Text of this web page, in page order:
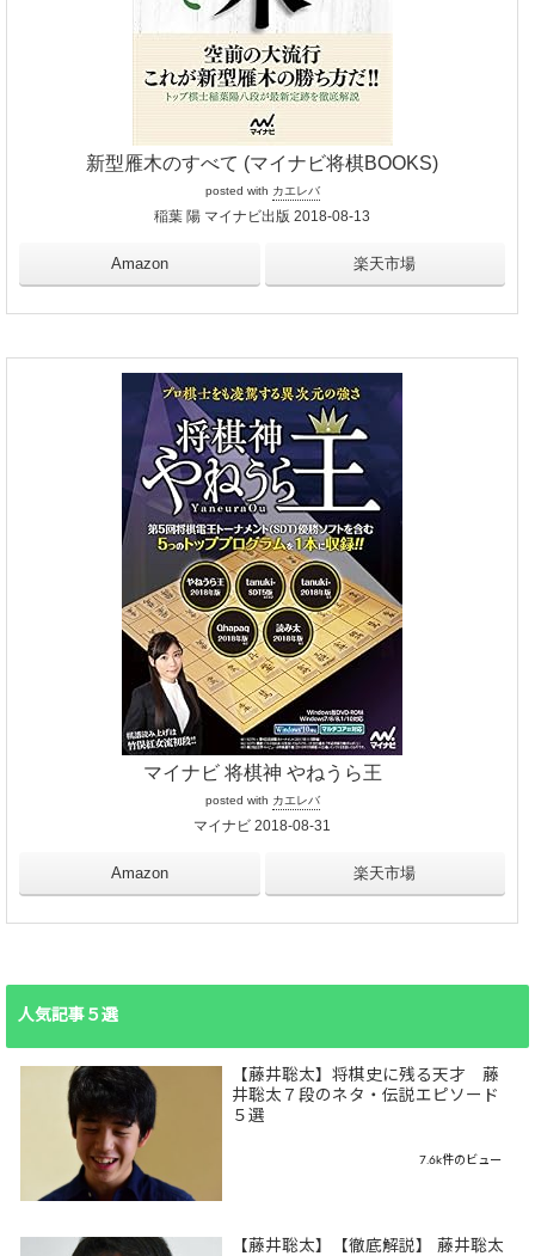
新型雁木のすべて (マイナビ将棋BOOKS)
posted with カエレバ
稲葉 陽 マイナビ出版 2018-08-13
Amazon 楽天市場
マイナビ 将棋神 やねうら王
posted with カエレバ
マイナビ 2018-08-31
Amazon 楽天市場
人気記事５選
【藤井聡太】将棋史に残る天才 藤
井聡太７段のネタ・伝説エピソード
５選
7.6k件のビュー
【藤井聡太】【徹底解説】 藤井聡太